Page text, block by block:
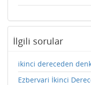
İlgili sorular
ikinci dereceden
Ezbervari İkinci